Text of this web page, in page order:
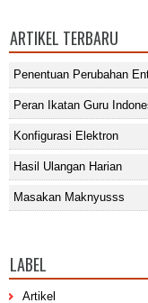
ARTIKEL TERBARU
Penentuan Perubahan
Peran Ikatan Guru
Konfigurasi Elektron
Hasil Ulangan Harian
Masakan Maknyusss
LABEL
Artikel